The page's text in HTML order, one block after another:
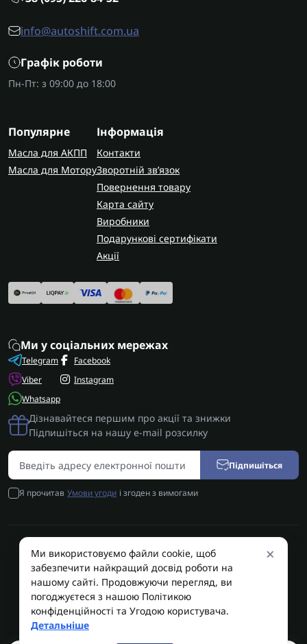
info@autoshift.com.ua
Графік роботи
Пн-Пт: з 09:00 до 18:00
Популярне
Масла для АКПП
Масла для Мотору
Інформація
Контакти
Зворотній зв’язок
Повернення товару
Карта сайту
Виробники
Подарункові сертифікати
Акції
Ми у соціальних мережах
Telegram
Viber
Whatsapp
Facebook
Instagram
Дізнавайтеся першим про акції та знижки
Підпишіться на нашу e-mail розсилку
Підпишіться
Я прочитав Умови угоди і згоден з вимогами
AUTOSHIFT | Запчастини АКПП | Ремонт АКПП © 2026
AUTOSHIFT
×
Ми використовуємо файли cookie, щоб
забезпечити найкращий досвід роботи на
нашому сайті. Продовжуючи перегляд, ви
погоджуєтеся з нашою Політикою
конфіденційності та Угодою користувача.
Детальніше